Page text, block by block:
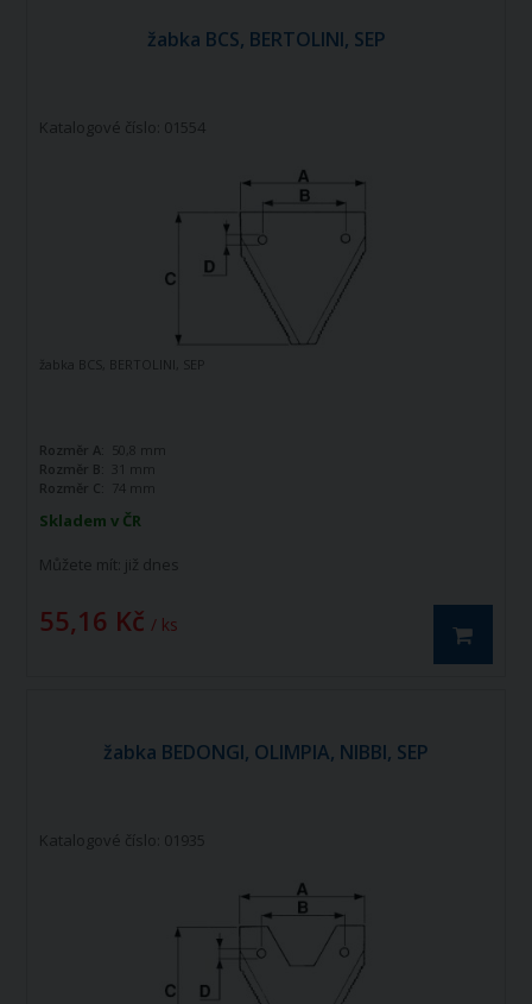
žabka BCS, BERTOLINI, SEP
Katalogové číslo: 01554
Skladem v ČR
Můžete mít: již dnes
55,16 Kč / ks
žabka BCS, BERTOLINI, SEP
Rozměr A:
50,8 mm
Rozměr B:
31 mm
Rozměr C:
74 mm
žabka BEDONGI, OLIMPIA, NIBBI, SEP
Katalogové číslo: 01935